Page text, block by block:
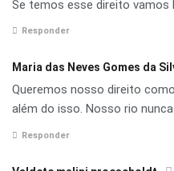
Se temos esse direito vamos
Responder
Maria das Neves Gomes da
Queremos nosso direito
além do isso. Nosso rio
Responder